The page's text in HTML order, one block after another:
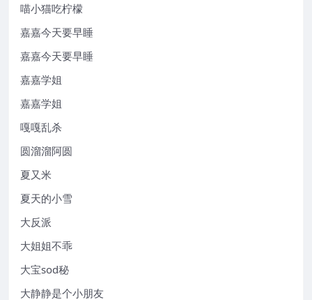
喵小猫吃柠檬
嘉嘉今天要早睡
嘉嘉今天要早睡
嘉嘉学姐
嘉嘉学姐
嘎嘎乱杀
圆溜溜阿圆
夏又米
夏天的小雪
大反派
大姐姐不乖
大宝sod秘
大静静是个小朋友